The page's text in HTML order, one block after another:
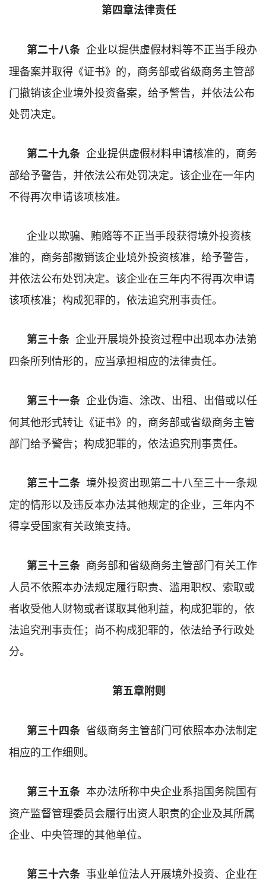
第四章法律责任
第二十八条 企业以提供虚假材料等不正当手段办
理备案并取得《证书》的，商务部或省级商务主管部
门撤销该企业境外投资备案，给予警告，并依法公布
处罚决定。
第二十九条 企业提供虚假材料申请核准的，商务
部给予警告，并依法公布处罚决定。该企业在一年内
不得再次申请该项核准。
企业以欺骗、贿赂等不正当手段获得境外投资核
准的，商务部撤销该企业境外投资核准，给予警告，
并依法公布处罚决定。该企业在三年内不得再次申请
该项核准；构成犯罪的，依法追究刑事责任。
第三十条 企业开展境外投资过程中出现本办法第
四条所列情形的，应当承担相应的法律责任。
第三十一条 企业伪造、涂改、出租、出借或以任
何其他形式转让《证书》的，商务部或省级商务主管
部门给予警告；构成犯罪的，依法追究刑事责任。
第三十二条 境外投资出现第二十八至三十一条规
定的情形以及违反本办法其他规定的企业，三年内不
得享受国家有关政策支持。
第三十三条 商务部和省级商务主管部门有关工作
人员不依照本办法规定履行职责、滥用职权、索取或
者收受他人财物或者谋取其他利益，构成犯罪的，依
法追究刑事责任；尚不构成犯罪的，依法给予行政处
分。
第五章附则
第三十四条 省级商务主管部门可依照本办法制定
相应的工作细则。
第三十五条 本办法所称中央企业系指国务院国有
资产监督管理委员会履行出资人职责的企业及其所属
企业、中央管理的其他单位。
第三十六条 事业单位法人开展境外投资、企业在